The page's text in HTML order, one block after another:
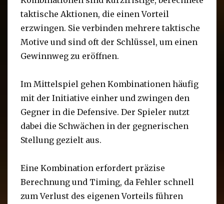
taktische Aktionen, die einen Vorteil
erzwingen. Sie verbinden mehrere taktische
Motive und sind oft der Schlüssel, um einen
Gewinnweg zu eröffnen.
Im Mittelspiel gehen Kombinationen häufig
mit der Initiative einher und zwingen den
Gegner in die Defensive. Der Spieler nutzt
dabei die Schwächen in der gegnerischen
Stellung gezielt aus.
Eine Kombination erfordert präzise
Berechnung und Timing, da Fehler schnell
zum Verlust des eigenen Vorteils führen